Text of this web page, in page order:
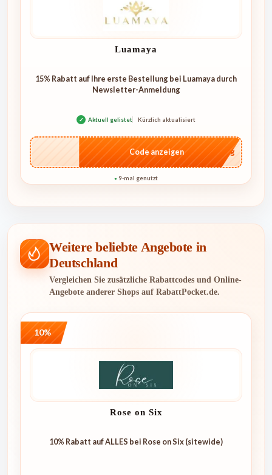
Luamaya
15% Rabatt auf Ihre erste Bestellung bei Luamaya durch
Newsletter-Anmeldung
✓ Aktuell gelistet Kürzlich aktualisiert
…dung
Code anzeigen
● 9-mal genutzt
Weitere beliebte Angebote in
Deutschland
Vergleichen Sie zusätzliche Rabattcodes und Online-
Angebote anderer Shops auf RabattPocket.de.
10%
Rose on Six
10% Rabatt auf ALLES bei Rose on Six (sitewide)